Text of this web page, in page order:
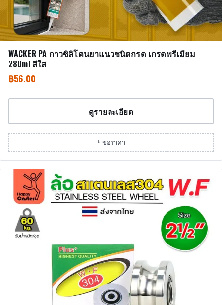
WACKER PA กาวซิลิโคนยาแนวชนิดกรด เกรดพรีเมียม
280ml สีใส
฿56.00
ดูรายละเอียด
+ ขอราคา